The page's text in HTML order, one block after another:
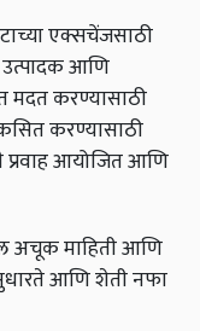
एक्सचेंजसाठी
आणि
मदत करण्यासाठी
करण्यासाठी
प्रवाह आयोजित आणि
अचूक माहिती आणि
आणि शेती नफा